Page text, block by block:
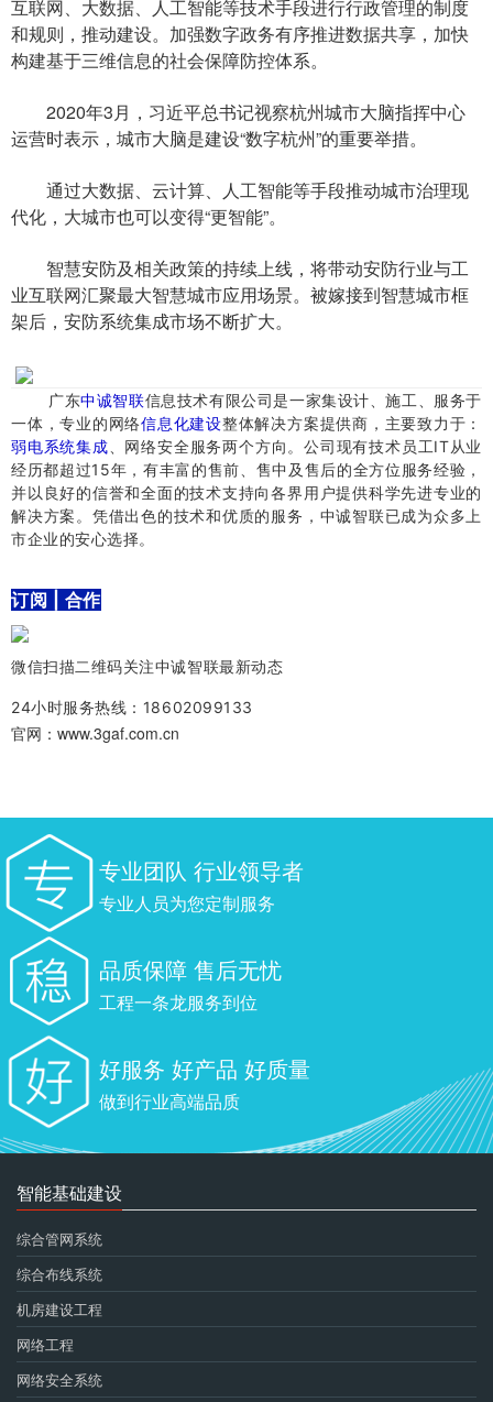
互联网、大数据、人工智能等技术手段进行行政管理的制度
和规则，推动建设。加强数字政务有序推进数据共享，加快
构建基于三维信息的社会保障防控体系。
2020年3月，习近平总书记视察杭州城市大脑指挥中心
运营时表示，城市大脑是建设“数字杭州”的重要举措。
通过大数据、云计算、人工智能等手段推动城市治理现
代化，大城市也可以变得“更智能”。
智慧安防及相关政策的持续上线，将带动安防行业与工
业互联网汇聚最大智慧城市应用场景。被嫁接到智慧城市框
架后，安防系统集成市场不断扩大。
​广东中诚智联信息技术有限公司是一家集设计、施工、服务于
一体，专业的网络信息化建设整体解决方案提供商，主要致力于：
弱电系统集成 、网络安全服务两个方向。公司现有技术员工IT从业
经历都超过15年，有丰富的售前、售中及售后的全方位服务经验，
并以良好的信誉和全面的技术支持向各界用户提供科学先进专业的
解决方案。 凭借出色的技术和优质的服务，中诚智联已成为众多上
市企业的安心选择。
订阅 | 合作
微信扫描二维码关注中诚智联最新动态
24小时服务热线：18602099133
官网：www.3gaf.com.cn
专业团队 行业领导者
专业人员为您定制服务
品质保障 售后无忧
工程一条龙服务到位
好服务 好产品 好质量
做到行业高端品质
智能基础建设
综合管网系统
综合布线系统
机房建设工程
网络工程
网络安全系统